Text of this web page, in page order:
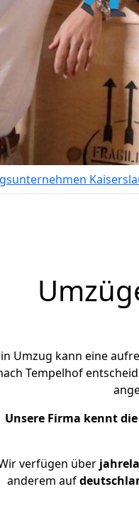
Umzug kann eine
Tempelhof
Unsere Firma kennt
verfügen über
anderem auf